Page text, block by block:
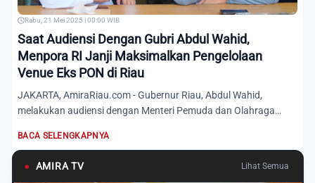
Rabu, 21 Mei 2025 | 00:00 WIB
Saat Audiensi Dengan Gubri Abdul Wahid,
Menpora RI Janji Maksimalkan Pengelolaan
Venue Eks PON di Riau
JAKARTA, AmiraRiau.com - Gubernur Riau, Abdul Wahid,
melakukan audiensi dengan Menteri Pemuda dan Olahraga
BACA SELENGKAPNYA
● AMIRA TV Lihat Semua